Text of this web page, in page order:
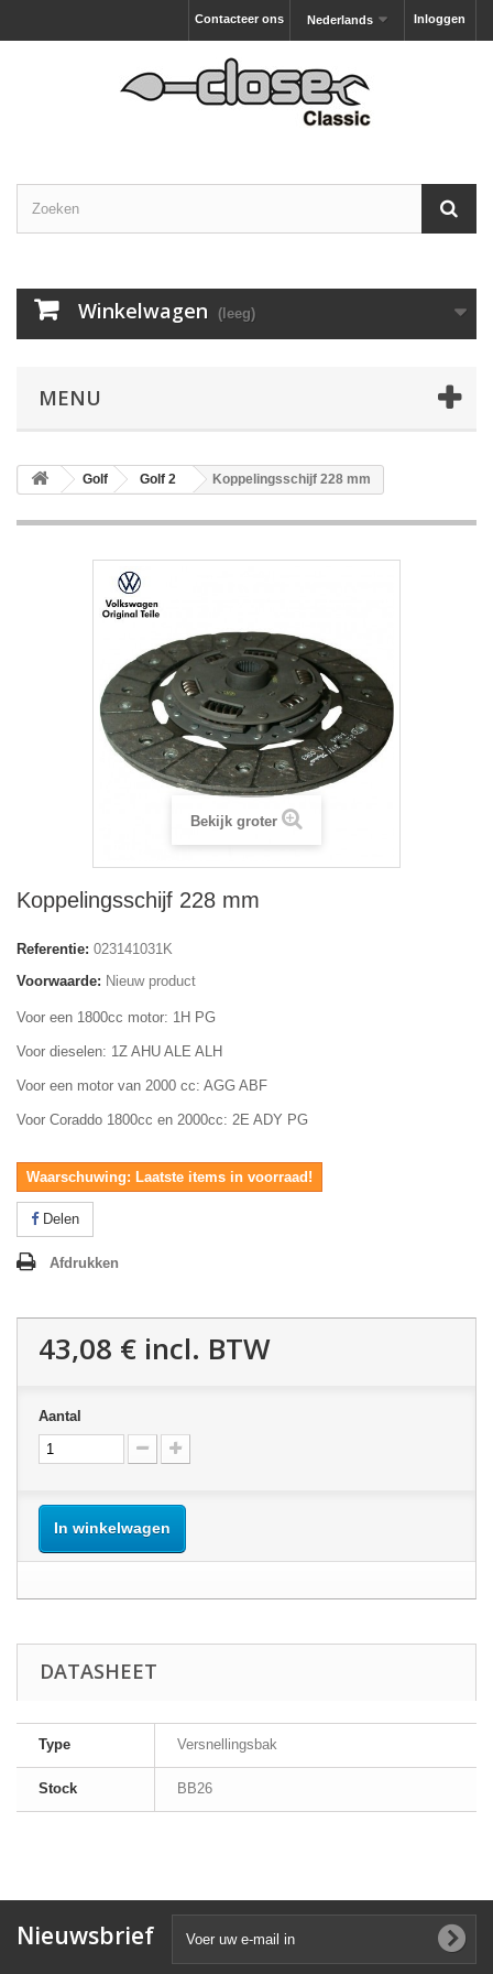
Inloggen
Nederlands
Contacteer ons
Winkelwagen (leeg)
MENU
Golf Golf 2 Koppelingsschijf 228 mm
Bekijk groter
Koppelingsschijf 228 mm
Referentie: 023141031K
Voorwaarde: Nieuw product
Voor een 1800cc motor: 1H PG
Voor dieselen: 1Z AHU ALE ALH
Voor een motor van 2000 cc: AGG ABF
Voor Coraddo 1800cc en 2000cc: 2E ADY PG
Waarschuwing: Laatste items in voorraad!
Delen
Afdrukken
43,08 € incl. BTW
Aantal
In winkelwagen
DATASHEET
Type Versnellingsbak
Stock BB26
Nieuwsbrief